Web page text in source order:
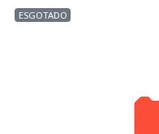
ESGOTADO